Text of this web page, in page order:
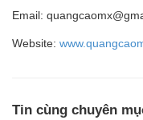
Email:
Website:
Tin cùng chuyên